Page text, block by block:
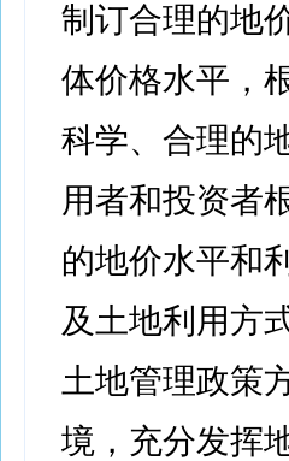
制订合理的地
体价格水平，
科学、合理的
用者和投资者
的地价水平和
及土地利用方
土地管理政策
境，充分发挥